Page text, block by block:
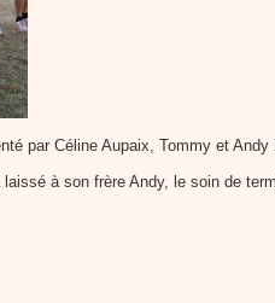
par Céline Aupaix, Tommy et Andy
à son frère Andy, le soin de